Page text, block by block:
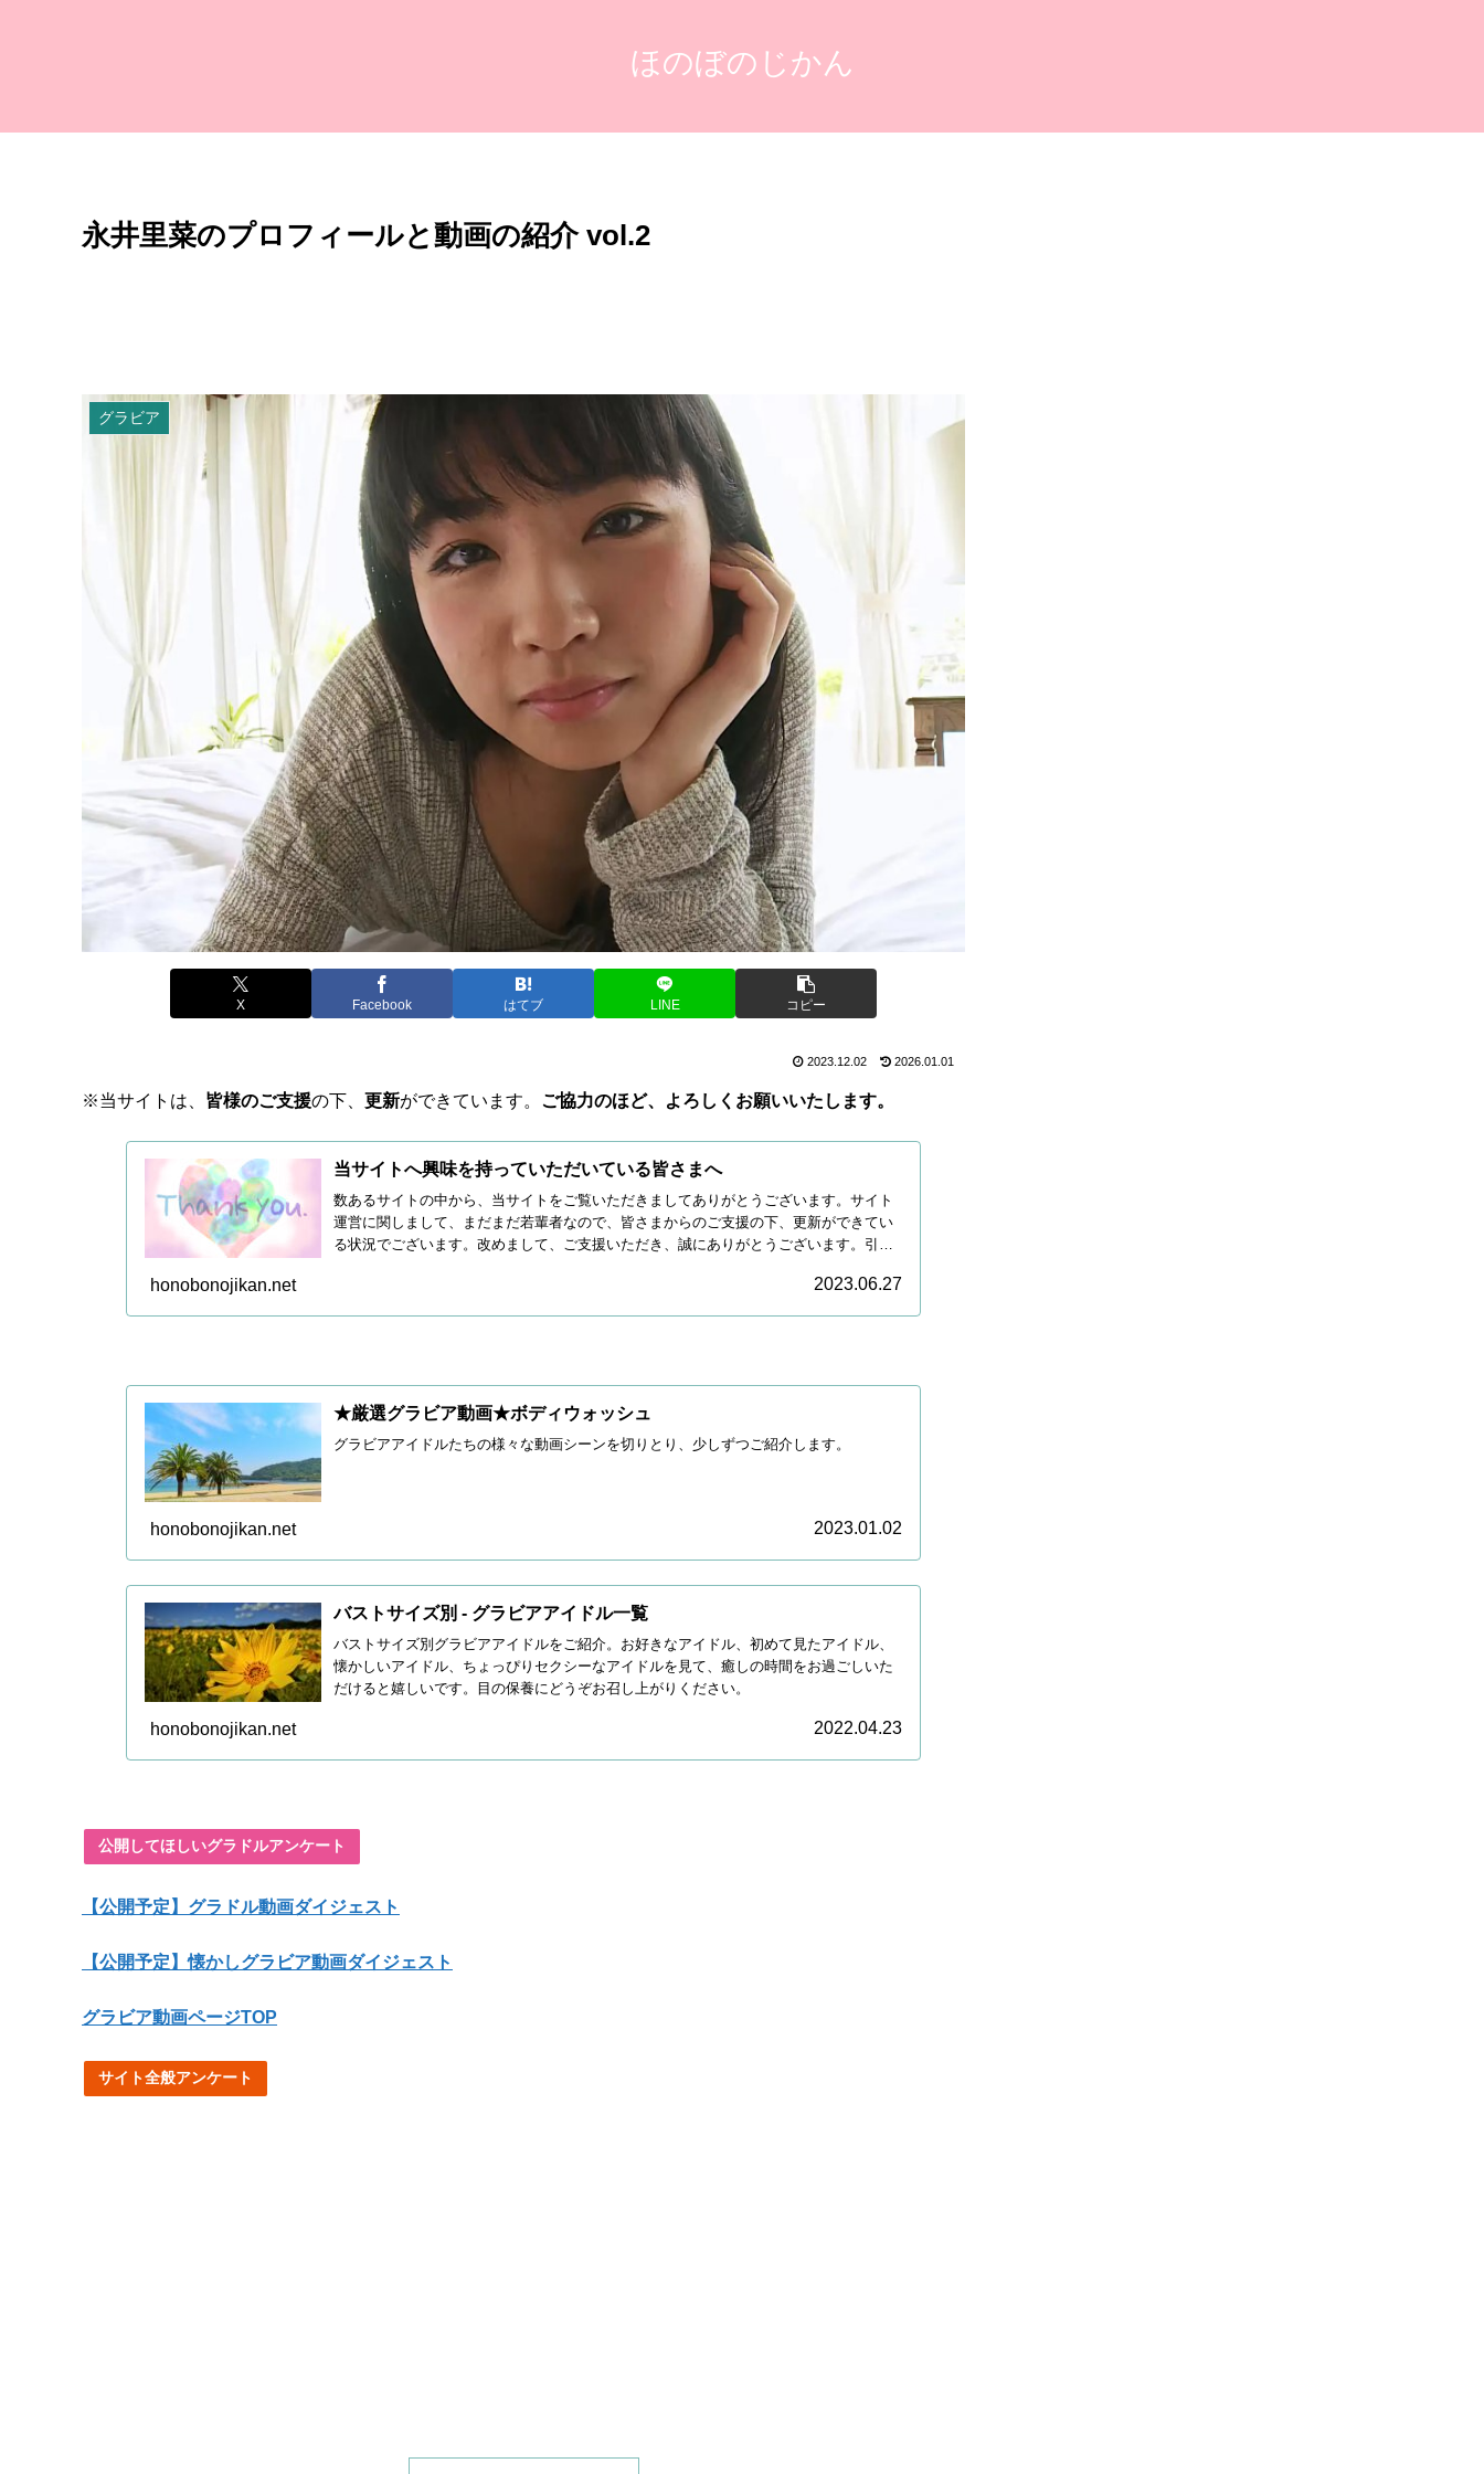
ほのぼのじかん
永井里菜のプロフィールと動画の紹介 vol.2
グラビア
X Facebook はてブ LINE コピー
2023.12.02 2026.01.01
※当サイトは、 皆様のご支援の下、 更新ができています。 ご協力のほど、よろしくお願いいたします。
当サイトへ興味を持っていただいている皆さまへ
数あるサイトの中から、当サイトをご覧いただきましてありがとうございます。サイト
運営に関しまして、まだまだ若輩者なので、皆さまからのご支援の下、更新ができてい
る状況でございます。改めまして、ご支援いただき、誠にありがとうございます。引き
honobonojikan.net 2023.06.27
★厳選グラビア動画★ボディウォッシュ
グラビアアイドルたちの様々な動画シーンを切りとり、少しずつご紹介します。
honobonojikan.net 2023.01.02
バストサイズ別 - グラビアアイドル一覧
バストサイズ別グラビアアイドルをご紹介。お好きなアイドル、初めて見たアイドル、
懐かしいアイドル、ちょっぴりセクシーなアイドルを見て、癒しの時間をお過ごしいた
だけると嬉しいです。目の保養にどうぞお召し上がりください。
honobonojikan.net 2022.04.23
公開してほしいグラドルアンケート
【公開予定】グラドル動画ダイジェスト
【公開予定】懐かしグラビア動画ダイジェスト
グラビア動画ページTOP
サイト全般アンケート